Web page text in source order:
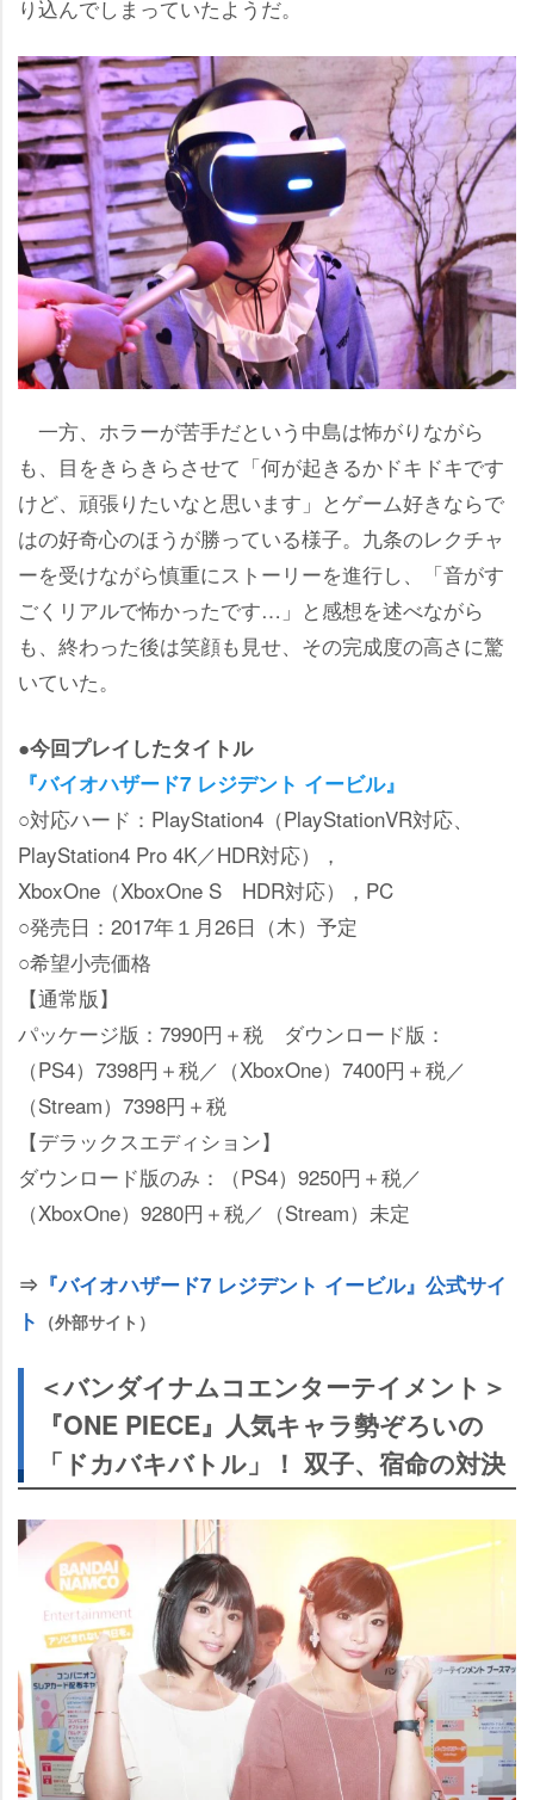
り込んでしまっていたようだ。
一方、ホラーが苦手だという中島は怖がりながら
も、目をきらきらさせて「何が起きるかドキドキです
けど、頑張りたいなと思います」とゲーム好きならで
はの好奇心のほうが勝っている様子。九条のレクチャ
ーを受けながら慎重にストーリーを進行し、「音がす
ごくリアルで怖かったです…」と感想を述べながら
も、終わった後は笑顔も見せ、その完成度の高さに驚
いていた。
●今回プレイしたタイトル
『バイオハザード7 レジデント イービル』
○対応ハード：PlayStation4（PlayStationVR対応、
PlayStation4 Pro 4K／HDR対応），
XboxOne（XboxOne S HDR対応），PC
○発売日：2017年１月26日（木）予定
○希望小売価格
【通常版】
パッケージ版：7990円＋税 ダウンロード版：
（PS4）7398円＋税／（XboxOne）7400円＋税／
（Stream）7398円＋税
【デラックスエディション】
ダウンロード版のみ：（PS4）9250円＋税／
（XboxOne）9280円＋税／（Stream）未定
⇒ 『バイオハザード7 レジデント イービル』公式サイ
ト （外部サイト）
＜バンダイナムコエンターテイメント＞
『ONE PIECE』人気キャラ勢ぞろいの
「ドカバキバトル」！ 双子、宿命の対決